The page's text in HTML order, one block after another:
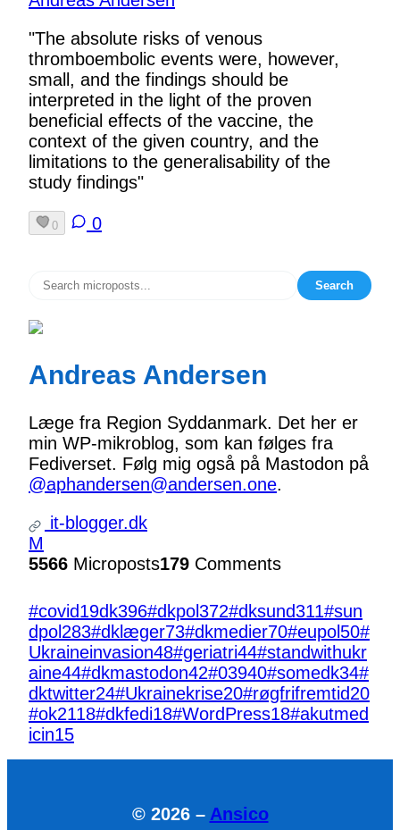
"The absolute risks of venous
thromboembolic events were, however,
small, and the findings should be
interpreted in the light of the proven
beneficial effects of the vaccine, the
context of the given country, and the
limitations to the generalisability of the
study findings"
0 0
Search
Andreas Andersen
Læge fra Region Syddanmark. Det her er
min WP-mikroblog, som kan følges fra
Fediverset. Følg mig også på Mastodon på
@aphandersen@andersen.one.
it-blogger.dk
M
5566 Microposts179 Comments
#covid19dk396#dkpol372#dksund311#sun
dpol 283#dklæger73#dkmedier70#eupol 50#
Ukraineinvasion48#geriatri44#standwithukr
aine44#dkmastodon42#03940#somedk34#
dktwitter24#Ukrainekrise20#røgfrifremtid20
#ok2118#dkfedi18#WordPress18#akutmed
icin15
© 2026 – Ansico